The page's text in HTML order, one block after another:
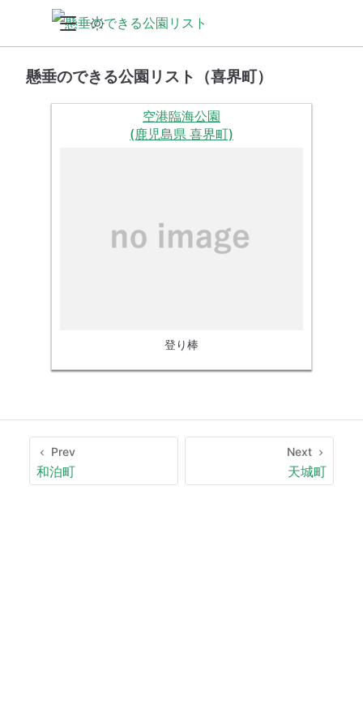
懸垂のできる公園リスト（喜界町）
空港臨海公園
(鹿児島県 喜界町)
登り棒
Prev
和泊町
Next
天城町